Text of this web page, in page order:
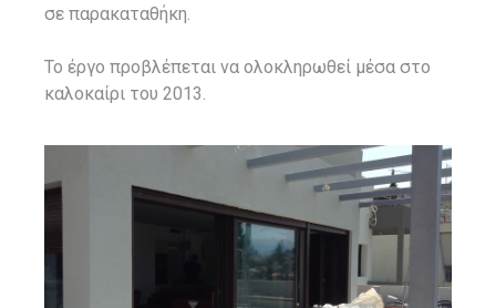
σε παρακαταθήκη.
Το έργο προβλέπεται να ολοκληρωθεί μέσα στο
καλοκαίρι του 2013.